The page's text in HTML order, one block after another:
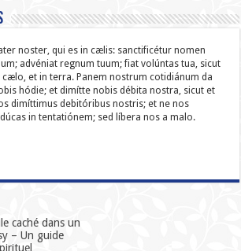
noster, qui es in cælis: sanc­ti­ficétur nomen
advéniat regnum tuum; fiat volúntas tua, sicut
cælo, et in terra. Panem nostrum cotidiánum da
hódie; et dimítte nobis débita nostra, sicut et
dimíttimus debitóribus nostris; et ne nos
in ten­ta­tiónem; sed líbera nos a malo.
caché dans un
– Un guide